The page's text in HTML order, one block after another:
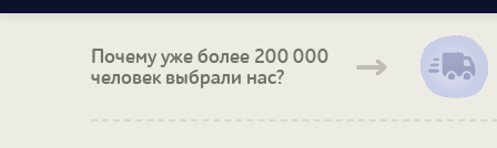
Почему уже более 200 000
человек выбрали нас?